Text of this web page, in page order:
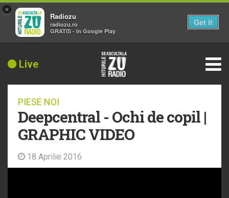
Live
PIESE NOI
Deepcentral - Ochi de copil |
GRAPHIC VIDEO
18 Aprilie 2016
×
Radiozu
radiozu.ro
GRATIS - In Google Play
Get it